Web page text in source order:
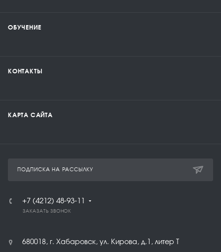
ОБУЧЕНИЕ
КОНТАКТЫ
КАРТА САЙТА
ПОДПИСКА НА РАССЫЛКУ
+7 (4212) 48-93-11
ЗАКАЗАТЬ ЗВОНОК
680018, г. Хабаровск, ул. Кирова, д.1, литер Т